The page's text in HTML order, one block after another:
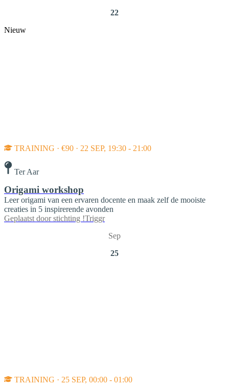
22
Nieuw
TRAINING · €90 · 22 SEP, 19:30 - 21:00
Ter Aar
Origami workshop
Leer origami van een ervaren docente en maak zelf de mooiste
creaties in 5 inspirerende avonden
Geplaatst door stichting !Triggr
Sep
25
TRAINING · 25 SEP, 00:00 - 01:00